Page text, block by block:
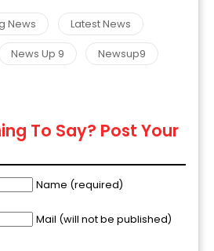
News
Latest News
News Up 9
Newsup9
To Say? Post Your
Name (required)
Mail (will not be published)